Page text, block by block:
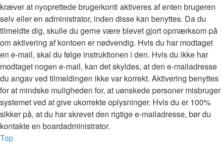
kræver at nyoprettede brugerkonti aktiveres af enten brugeren
selv eller en administrator, inden disse kan benyttes. Da du
tilmeldte dig, skulle du gerne være blevet gjort opmærksom på
om aktivering af kontoen er nødvendig. Hvis du har modtaget
en e-mail, skal du følge instruktionen i den. Hvis du ikke har
modtaget nogen e-mail, kan det skyldes, at den e-mailadresse
du angav ved tilmeldingen ikke var korrekt. Aktivering benyttes
for at mindske muligheden for, at uønskede personer misbruger
systemet ved at give ukorrekte oplysninger. Hvis du er 100%
sikker på, at du har skrevet den rigtige e-mailadresse, bør du
kontakte en boardadministrator.
Top